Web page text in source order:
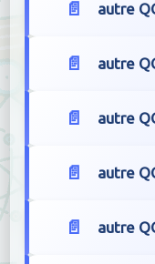
autre
autre
autre
autre
autre